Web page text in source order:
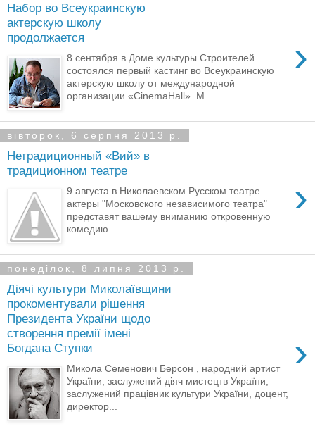
Набор во Всеукраинскую
актерскую школу
продолжается
›
8 сентября в Доме культуры Строителей
состоялся первый кастинг во Всеукраинскую
актерскую школу от международной
организации «CinemaHall». М...
вівторок, 6 серпня 2013 р.
Нетрадиционный «Вий» в
традиционном театре
›
9 августа в Николаевском Русском театре
актеры "Московского независимого театра"
представят вашему вниманию откровенную
комедию...
понеділок, 8 липня 2013 р.
Діячі культури Миколаївщини
прокоментували рішення
Президента України щодо
створення премії імені
Богдана Ступки
›
Микола Семенович Берсон , народний артист
України, заслужений діяч мистецтв України,
заслужений працівник культури України, доцент,
директор...